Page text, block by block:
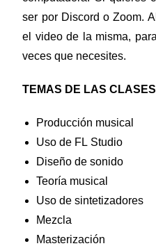
ser por Discord o Zoom.
el video de la misma,
veces que necesites.
TEMAS DE LAS CLASES
Producción musical
Uso de FL Studio
Diseño de sonido
Teoría musical
Uso de sintetizadores
Mezcla
Masterización